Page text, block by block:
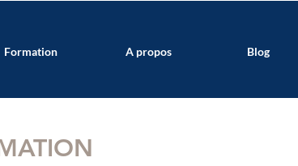
Formation A propos Blog